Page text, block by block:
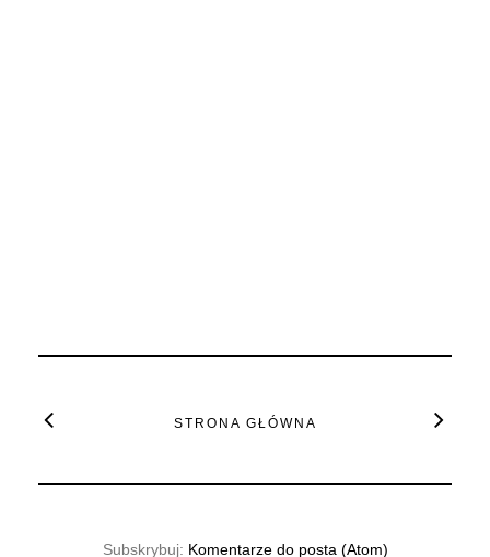
STRONA GŁÓWNA
Subskrybuj: Komentarze do posta (Atom)